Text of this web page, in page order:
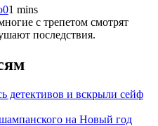
01 mins
с трепетом смотрят
последствия.
детективов и вскрыли сейф
на Новый год